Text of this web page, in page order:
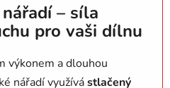
– síla
pro vaši dílnu
výkonem a dlouhou
nářadí využívástlačený